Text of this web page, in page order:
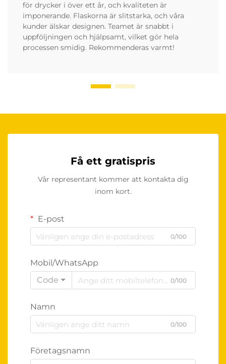
för drycker i över ett år, och kvaliteten är
imponerande. Flaskorna är slitstarka, och våra
kunder älskar designen. Teamet är snabbt i
uppföljningen och hjälpsamt, vilket gör hela
processen smidig. Rekommenderas varmt!
Få ett gratispris
Vår representant kommer att kontakta dig
inom kort.
E-post
0/100
Mobil/WhatsApp
Code
0/100
Namn
0/100
Företagsnamn